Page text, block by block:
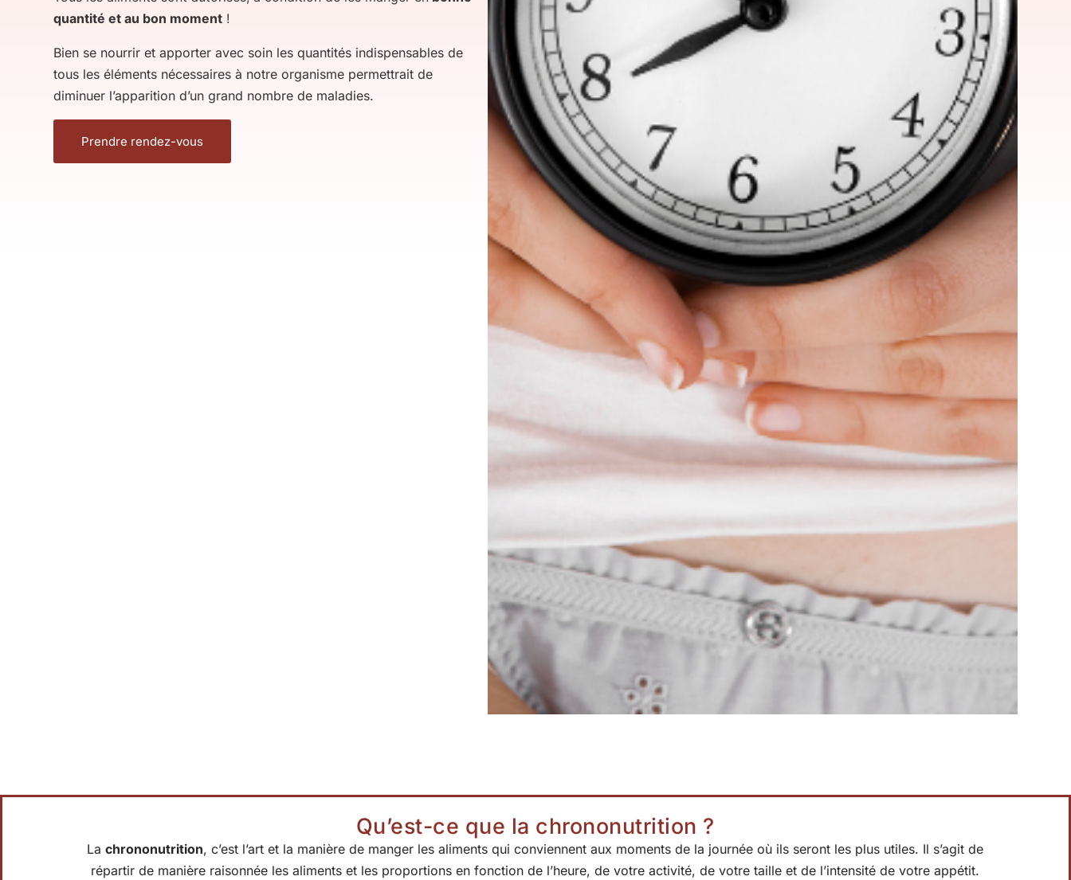
quantité et au bon moment !
Bien se nourrir et apporter avec soin les quantités indispensables de
tous les éléments nécessaires à notre organisme permettrait de
diminuer l’apparition d’un grand nombre de maladies.
Prendre rendez-vous
Qu’est-ce que la chrononutrition ?
Lachrononutrition, c’est l’art et la manière de manger les aliments qui conviennent aux moments de la journée où ils seront les plus utiles. Il s’agit de
répartir de manière raisonnée les aliments et les proportions en fonction de l’heure, de votre activité, de votre taille et de l’intensité de votre appétit.